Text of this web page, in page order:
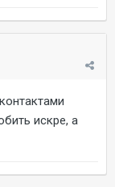
искре, а